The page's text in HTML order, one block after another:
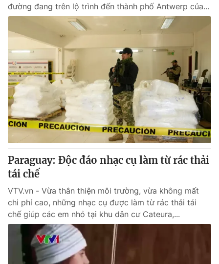
Pháp luật
Y tế
Thế giới
Tin tức
Thế giới đó đây
Câu chuyện quốc tế
Kinh tế
Tài chính
Thị trường
Góc doanh nghiệp
Dữ liệu và đời sống
Truyền hình
Hậu trường
Nhân vật
Khán giả
Giải sao mai
Giải trí
Điện ảnh
Âm nhạc
Đời sống
Du lịch
Làm đẹp
Giáo dục
đường đang trên lộ trình đến thành phố Antwerp của...
Paraguay: Độc đáo nhạc cụ làm từ rác thải
tái chế
VTV.vn - Vừa thân thiện môi trường, vừa không mất
chi phí cao, những nhạc cụ được làm từ rác thải tái
chế giúp các em nhỏ tại khu dân cư Cateura,...